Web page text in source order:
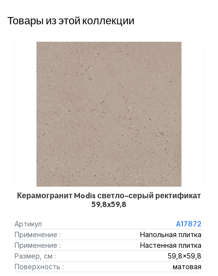
Товары из этой коллекции
Керамогранит Modis светло-серый ректификат
59,8x59,8
Артикул
A17872
Применение :
Напольная плитка
Применение :
Настенная плитка
Размер, см :
59,8x59,8
Поверхность :
матовая